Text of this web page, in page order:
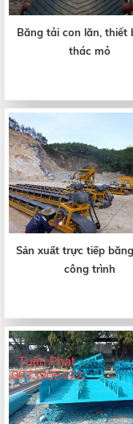
Băng tải con lăn, thiết
thác mỏ
Sản xuất trực tiếp
công trình